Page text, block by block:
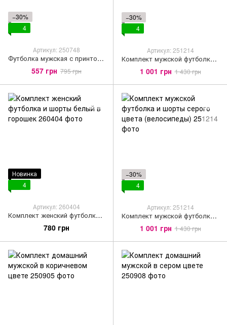
−30%
4
Артикул: 250748
Футболка мужская с принтом и надписью "Kyiv Summer" в серо-голубом цвете
557 грн 795 грн
−30%
4
Артикул: 251214
Комплект мужской футболка и шорты серого цвета (клетка)
1 001 грн 1 430 грн
Новинка
4
Артикул: 260404
Комплект женский футболка и шорты белый в горошек
780 грн
−30%
4
Артикул: 251214
Комплект мужской футболка и шорты серого цвета (велосипеды)
1 001 грн 1 430 грн